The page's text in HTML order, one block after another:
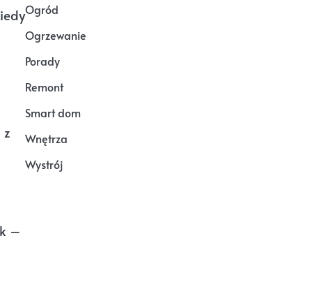
–
Ogród
Ogrzewanie
Porady
Remont
Smart dom
Wnętrza
Wystrój